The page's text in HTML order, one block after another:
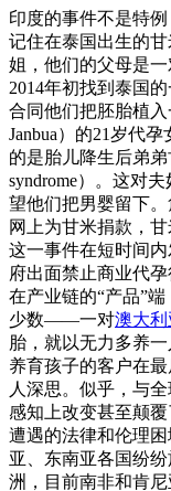
印度的事件不是特
记住在泰国出生的
姐，他们的父母是
2014年初找到泰国
合同他们把胚胎植入
Janbua）的21岁代
的是胎儿降生后弟
syndrome）。这对
望他们把男婴留下
网上为甘米捐款，
这一事件在短时间
府出面禁止商业代孕
在产业链的“产品”
少数——一对澳大
胎，就以无力多养
养育孩子的客户在
人深思。似乎，与
感知上改变甚至颠
遭遇的法律和伦理
亚、东南亚各国纷
洲，目前南非和肯